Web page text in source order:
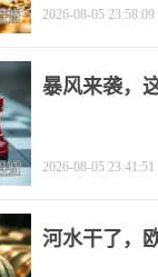
2026-08-05 23:58:09
暴风来袭，
2026-08-05 23:41:51
河水干了，